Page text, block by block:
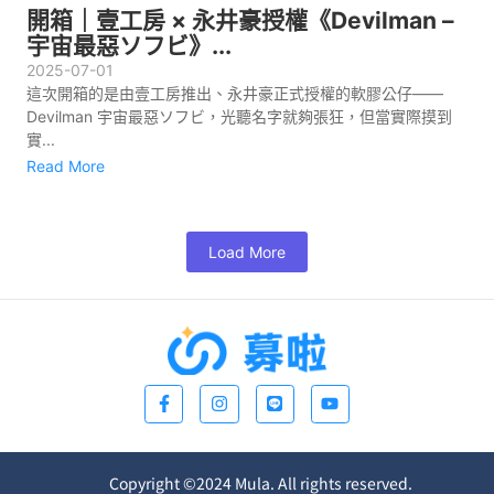
開箱｜壹工房 × 永井豪授權《Devilman –
宇宙最惡ソフビ》...
2025-07-01
這次開箱的是由壹工房推出、永井豪正式授權的軟膠公仔——
Devilman 宇宙最惡ソフビ，光聽名字就夠張狂，但當實際摸到
實...
Read More
Load More
Copyright ©2024 Mula. All rights reserved.